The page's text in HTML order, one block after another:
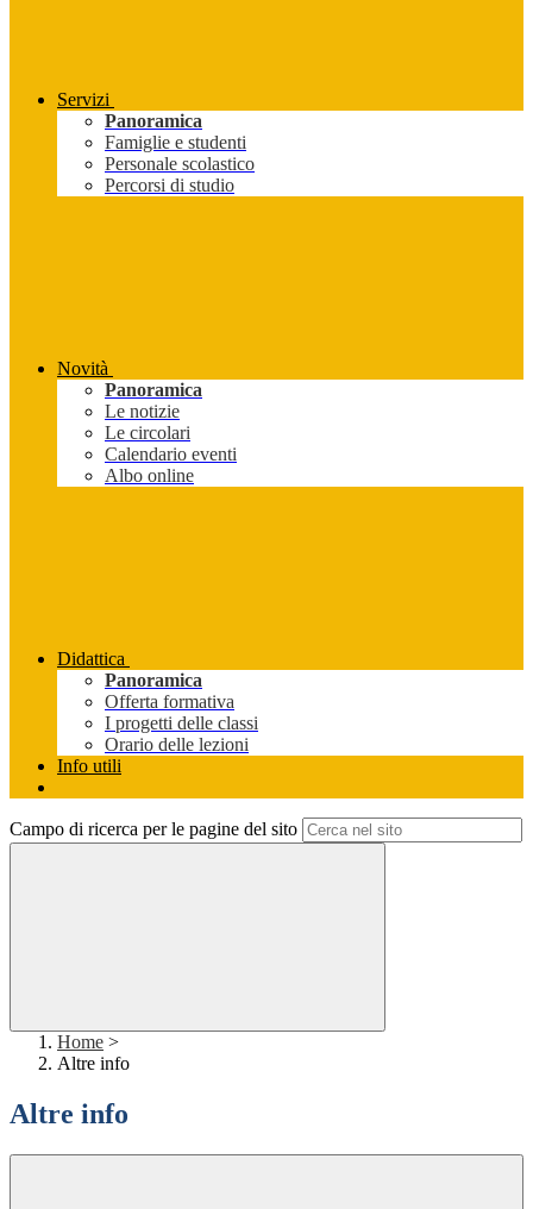
Servizi
Panoramica
Famiglie e studenti
Personale scolastico
Percorsi di studio
Novità
Panoramica
Le notizie
Le circolari
Calendario eventi
Albo online
Didattica
Panoramica
Offerta formativa
I progetti delle classi
Orario delle lezioni
Info utili
Campo di ricerca per le pagine del sito
Home >
Altre info
Altre info